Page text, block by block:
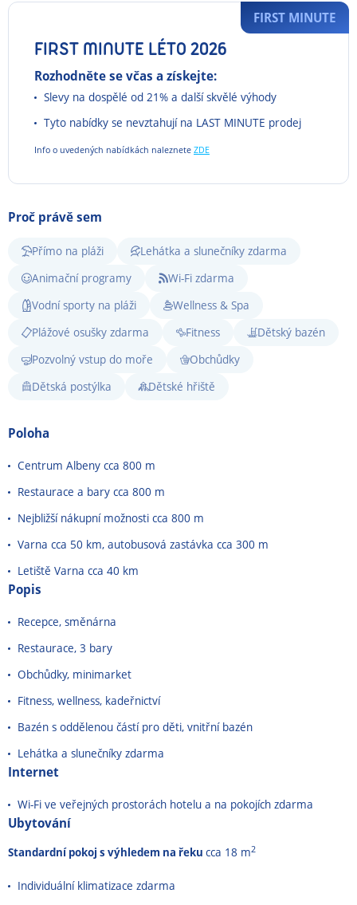
FIRST MINUTE LÉTO 2026
Rozhodněte se včas a získejte:
Slevy na dospělé od 21% a další skvělé výhody
Tyto nabídky se nevztahují na LAST MINUTE prodej
Info o uvedených nabídkách naleznete ZDE
FIRST MINUTE
Proč právě sem
Přímo na pláži
Lehátka a slunečníky zdarma
Animační programy
Wi-Fi zdarma
Vodní sporty na pláži
Wellness & Spa
Plážové osušky zdarma
Fitness
Dětský bazén
Pozvolný vstup do moře
Obchůdky
Dětská postýlka
Dětské hřiště
Poloha
Centrum Albeny cca 800 m
Restaurace a bary cca 800 m
Nejbližší nákupní možnosti cca 800 m
Varna cca 50 km, autobusová zastávka cca 300 m
Letiště Varna cca 40 km
Popis
Recepce, směnárna
Restaurace, 3 bary
Obchůdky, minimarket
Fitness, wellness, kadeřnictví
Bazén s oddělenou částí pro děti, vnitřní bazén
Lehátka a slunečníky zdarma
Internet
Wi-Fi ve veřejných prostorách hotelu a na pokojích zdarma
Ubytování
Standardní pokoj s výhledem na řeku cca 18 m2
Individuální klimatizace zdarma